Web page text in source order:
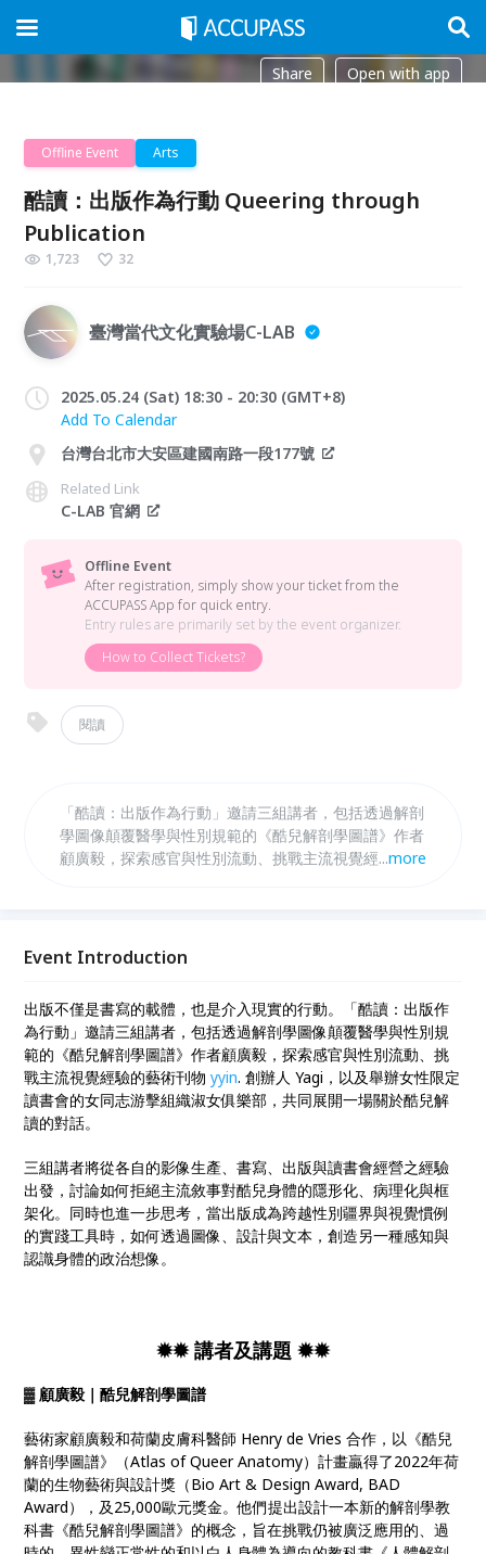
Share Open with app
Offline Event Arts
酷讀：出版作為行動 Queering through
Publication
1,723 32
臺灣當代文化實驗場C-LAB
2025.05.24 (Sat) 18:30 - 20:30 (GMT+8)
Add To Calendar
台灣台北市大安區建國南路一段177號
Related Link
C-LAB 官網
Offline Event
After registration, simply show your ticket from the
ACCUPASS App for quick entry.
Entry rules are primarily set by the event organizer.
How to Collect Tickets?
閱讀
「酷讀：出版作為行動」邀請三組講者，包括透過解剖
學圖像顛覆醫學與性別規範的《酷兒解剖學圖譜》作者
顧廣毅，探索感官與性別流動、挑戰主流視覺經驗的藝
...more
Event Introduction
出版不僅是書寫的載體，也是介入現實的行動。「酷讀：出版作
為行動」邀請三組講者，包括透過解剖學圖像顛覆醫學與性別規
範的《酷兒解剖學圖譜》作者顧廣毅，探索感官與性別流動、挑
戰主流視覺經驗的藝術刊物yyin. 創辦人 Yagi，以及舉辦女性限定
讀書會的女同志游擊組織淑女俱樂部，共同展開一場關於酷兒解
讀的對話。
三組講者將從各自的影像生產、書寫、出版與讀書會經營之經驗
出發，討論如何拒絕主流敘事對酷兒身體的隱形化、病理化與框
架化。同時也進一步思考，當出版成為跨越性別疆界與視覺慣例
的實踐工具時，如何透過圖像、設計與文本，創造另一種感知與
認識身體的政治想像。
✹✹ 講者及講題 ✹✹
▓ 顧廣毅｜酷兒解剖學圖譜
藝術家顧廣毅和荷蘭皮膚科醫師 Henry de Vries 合作，以《酷兒
解剖學圖譜》（Atlas of Queer Anatomy）計畫贏得了2022年荷
蘭的生物藝術與設計獎（Bio Art & Design Award, BAD
Award），及25,000歐元獎金。他們提出設計一本新的解剖學教
科書《酷兒解剖學圖譜》的概念，旨在挑戰仍被廣泛應用的、過